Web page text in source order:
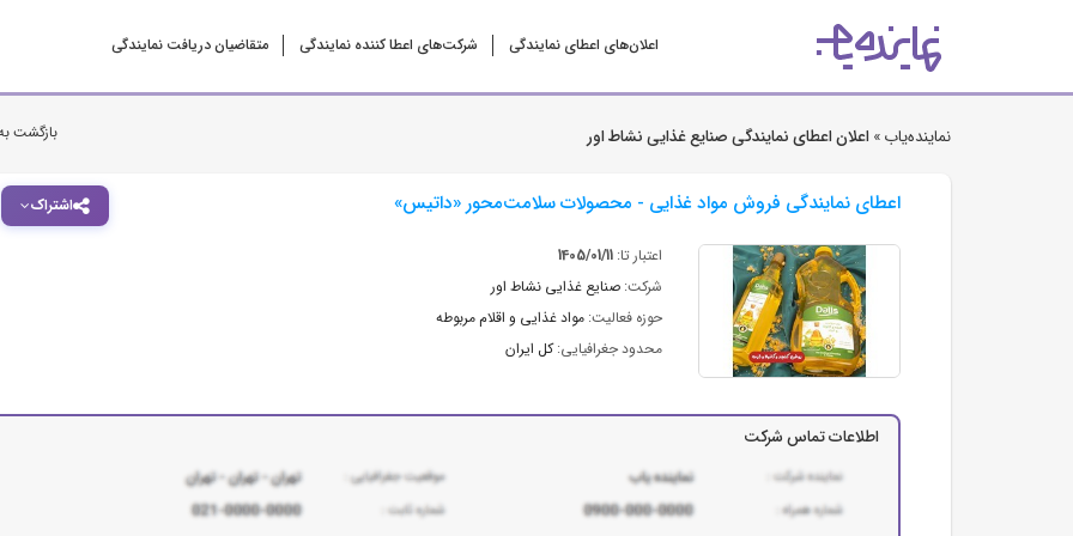
اعلان‌های اعطای نمایندگی شرکت‌‌های اعطا کننده نمایندگی متقاضیان دریافت نمایندگی
نماینده‌یاب » اعلان اعطای نمایندگی صنایع غذایی نشاط اور بازگشت
اشتراک اعطای نمایندگی فروش مواد غذایی - محصولات سلامت‌محور «داتیس»
اعتبار تا: 1405/01/11
شرکت: صنایع غذایی نشاط اور
حوزه فعالیت: مواد غذایی و اقلام مربوطه
محدود جغرافیایی:کل ایران
اطلاعات تماس شرکت